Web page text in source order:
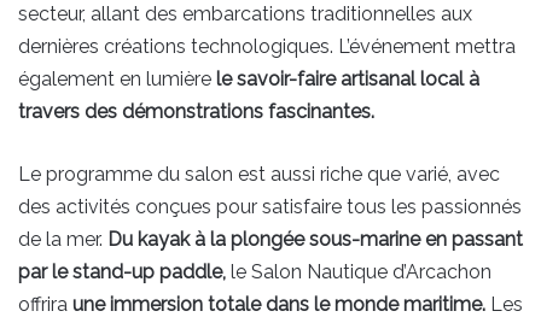
secteur, allant des embarcations traditionnelles aux
dernières créations technologiques. L’événement mettra
également en lumière le savoir-faire artisanal local à
travers des démonstrations fascinantes.
Le programme du salon est aussi riche que varié, avec
des activités conçues pour satisfaire tous les passionnés
de la mer. Du kayak à la plongée sous-marine en passant
par le stand-up paddle, le Salon Nautique d’Arcachon
offrira une immersion totale dans le monde maritime. Les